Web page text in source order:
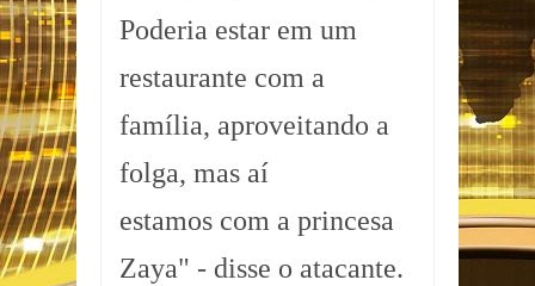
Poderia estar em um
restaurante com a
família, aproveitando a
folga, mas aí
estamos com a princesa
Zaya" - disse o atacante.